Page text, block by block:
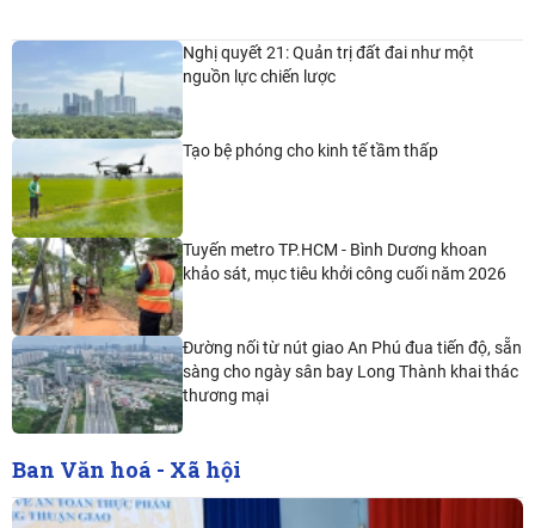
Nghị quyết 21: Quản trị đất đai như một
nguồn lực chiến lược
Tạo bệ phóng cho kinh tế tầm thấp
Tuyến metro TP.HCM - Bình Dương khoan
khảo sát, mục tiêu khởi công cuối năm 2026
Đường nối từ nút giao An Phú đua tiến độ, sẵn
sàng cho ngày sân bay Long Thành khai thác
thương mại
Ban Văn hoá - Xã hội